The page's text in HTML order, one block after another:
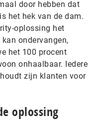
door hebben dat
het hek van de dam.
oplossing het
ondervangen,
het 100 procent
onhaalbaar. Iedere
zijn klanten voor
oplossing